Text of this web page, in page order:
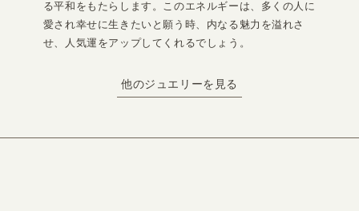
る平和をもたらします。このエネルギーは、多くの人に
愛され幸せに生きたいと願う時、内なる魅力を溢れさ
せ、人気運をアップしてくれるでしょう。
他のジュエリーを見る